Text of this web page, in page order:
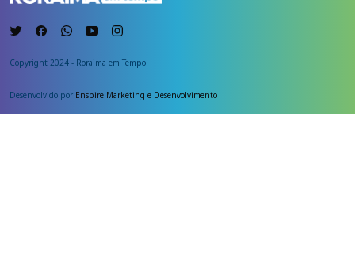
Copyright 2024 - Roraima em Tempo
Desenvolvido por Enspire Marketing e Desenvolvimento